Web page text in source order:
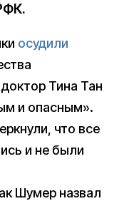
осудили
Тина Тан
и опасным».
что все
и не были
Шумер назвал